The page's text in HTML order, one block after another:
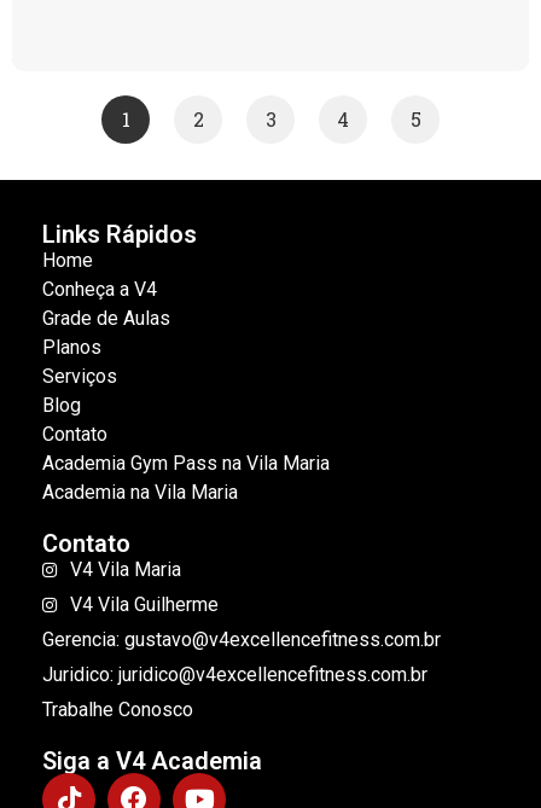
1 2 3 4 5
Links Rápidos
Home
Conheça a V4
Grade de Aulas
Planos
Serviços
Blog
Contato
Academia Gym Pass na Vila Maria
Academia na Vila Maria
Contato
V4 Vila Maria
V4 Vila Guilherme
Gerencia: gustavo@v4excellencefitness.com.br
Juridico: juridico@v4excellencefitness.com.br
Trabalhe Conosco
Siga a V4 Academia